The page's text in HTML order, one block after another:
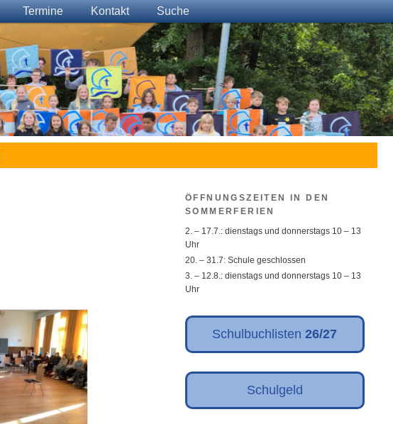
Termine Kontakt Suche
ÖFFNUNGSZEITEN IN DEN
SOMMERFERIEN
2. – 17.7.: dienstags und donnerstags 10 – 13
Uhr
20. – 31.7: Schule geschlossen
3. – 12.8.: dienstags und donnerstags 10 – 13
Uhr
Schulbuchlisten26/27
Schulgeld